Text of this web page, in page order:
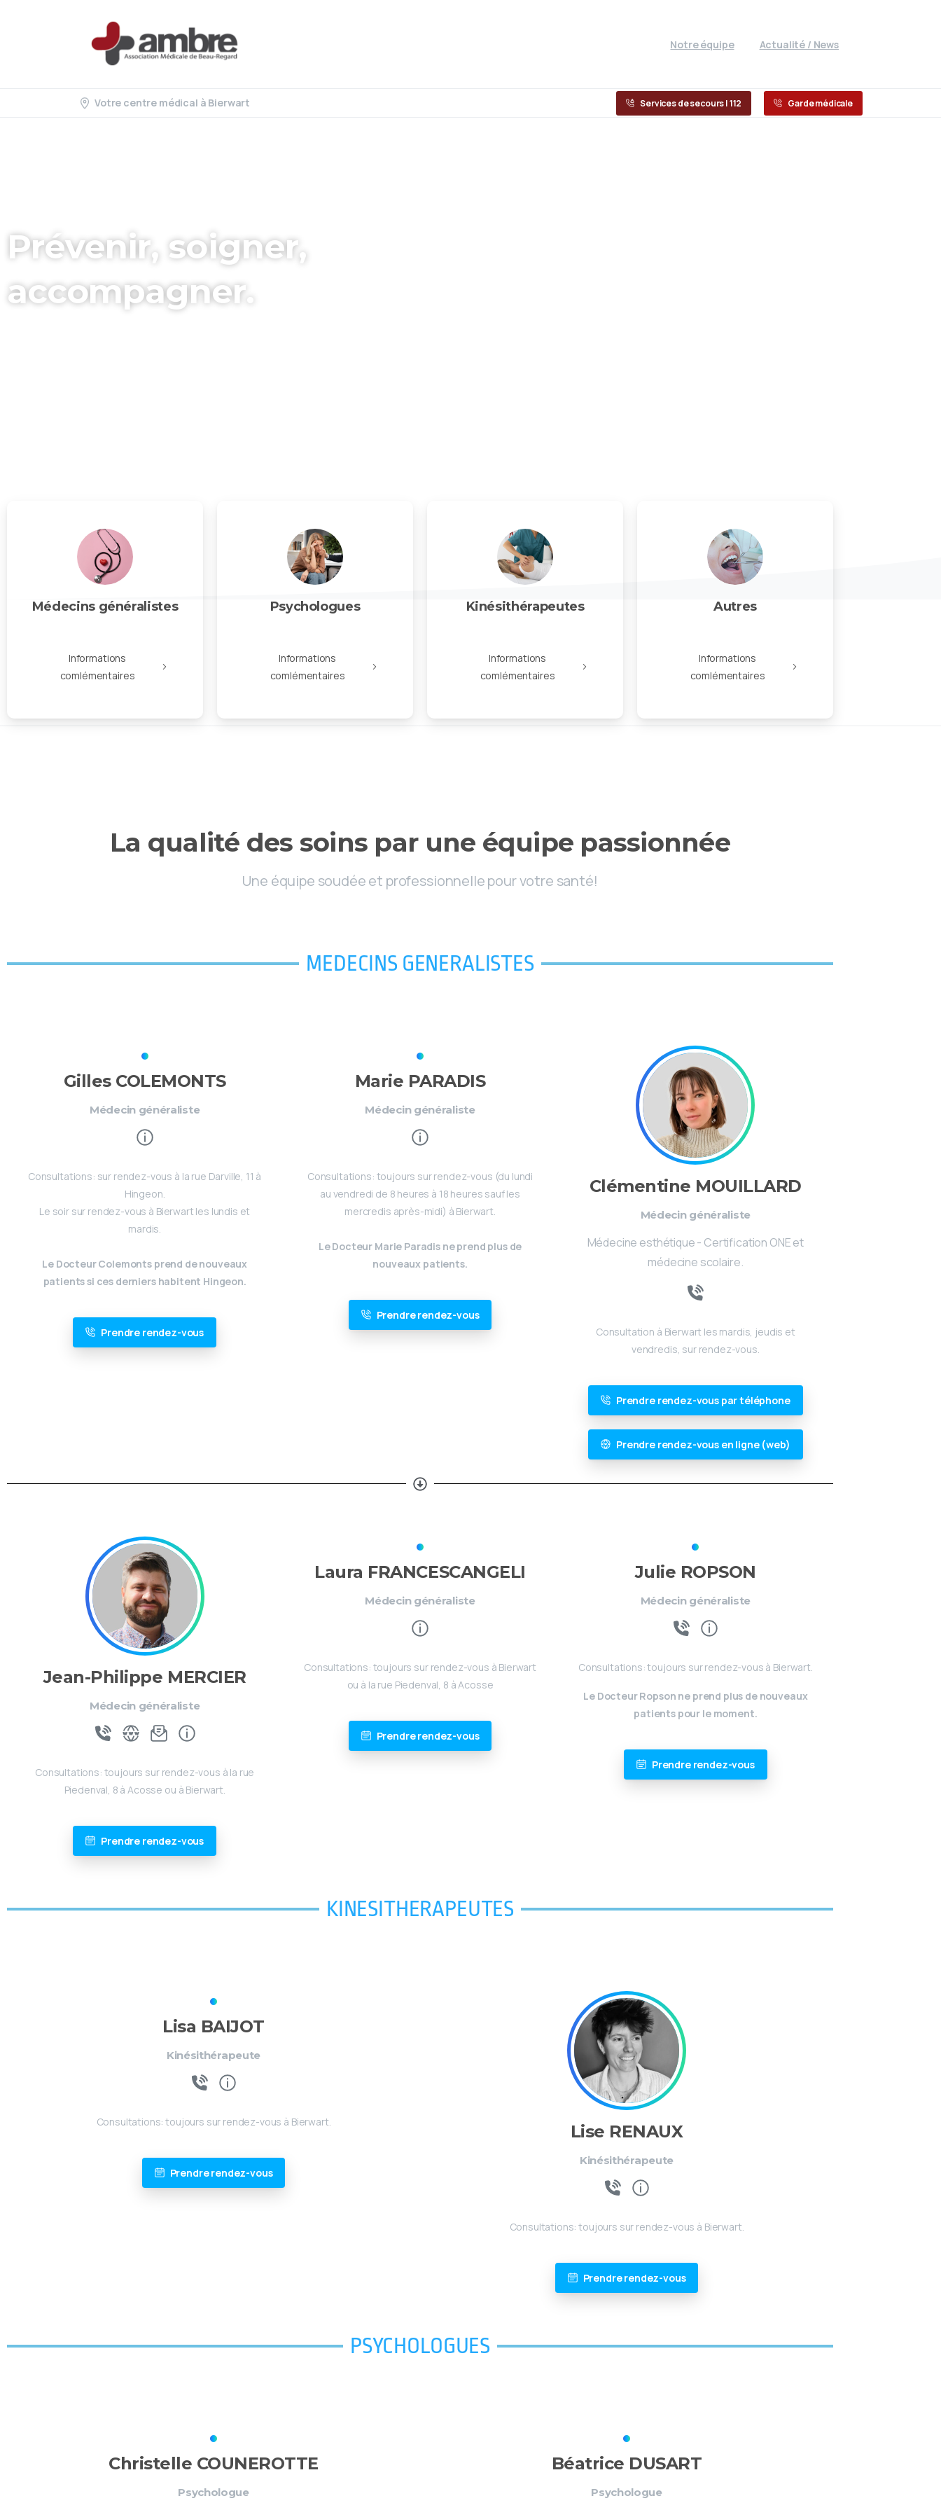
Notre équipe Actualité / News
Votre centre médical à Bierwart Services de secours | 112 Garde médicale
Prévenir, soigner,
accompagner.
Médecins généralistes
Informations
comlémentaires
Psychologues
Informations
comlémentaires
Kinésithérapeutes
Informations
comlémentaires
Autres
Informations
comlémentaires
La qualité des soins par une équipe passionnée
Une équipe soudée et professionnelle pour votre santé!
MEDECINS GENERALISTES
Gilles COLEMONTS
Médecin généraliste
Consultations: sur rendez-vous à la rue Darville, 11 à
Hingeon.
Le soir sur rendez-vous à Bierwart les lundis et
mardis.
Le Docteur Colemonts prend de nouveaux
patients si ces derniers habitent Hingeon.
Prendre rendez-vous
Marie PARADIS
Médecin généraliste
Consultations: toujours sur rendez-vous (du lundi
au vendredi de 8 heures à 18 heures sauf les
mercredis après-midi) à Bierwart.
Le Docteur Marie Paradis ne prend plus de
nouveaux patients.
Prendre rendez-vous
Clémentine MOUILLARD
Médecin généraliste
Médecine esthétique - Certification ONE et
médecine scolaire.
Consultation à Bierwart les mardis, jeudis et
vendredis, sur rendez-vous.
Prendre rendez-vous par téléphone
Prendre rendez-vous en ligne (web)
Jean-Philippe MERCIER
Médecin généraliste
Consultations: toujours sur rendez-vous à la rue
Piedenval, 8 à Acosse ou à Bierwart.
Prendre rendez-vous
Laura FRANCESCANGELI
Médecin généraliste
Consultations: toujours sur rendez-vous à Bierwart
ou à la rue Piedenval, 8 à Acosse
Prendre rendez-vous
Julie ROPSON
Médecin généraliste
Consultations: toujours sur rendez-vous à Bierwart.
Le Docteur Ropson ne prend plus de nouveaux
patients pour le moment.
Prendre rendez-vous
KINESITHERAPEUTES
Lisa BAIJOT
Kinésithérapeute
Consultations: toujours sur rendez-vous à Bierwart.
Prendre rendez-vous
Lise RENAUX
Kinésithérapeute
Consultations: toujours sur rendez-vous à Bierwart.
Prendre rendez-vous
PSYCHOLOGUES
Christelle COUNEROTTE
Psychologue
Béatrice DUSART
Psychologue